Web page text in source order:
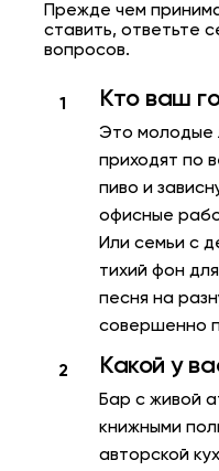
Прежде чем
ставить, ответьте
вопросов.
Кто ваш
Это молодые
приходят по
пиво и
офисные
Или семьи с
тихий фон
песня на
совершенно
Какой у
Бар с живой
книжными
авторской